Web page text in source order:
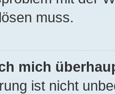
muss.
mich
ist nicht